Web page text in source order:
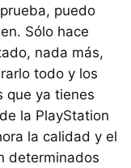
puedo
Sólo hace
nada más,
todo y los
que ya tienes
la PlayStation
la calidad y el
determinados